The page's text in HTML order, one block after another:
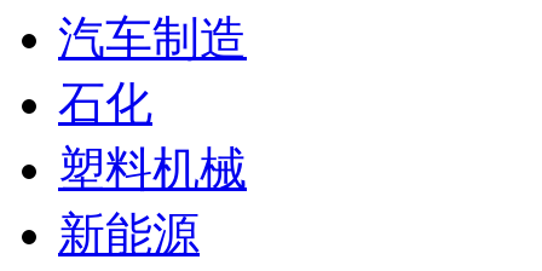
汽车制造
石化
塑料机械
新能源